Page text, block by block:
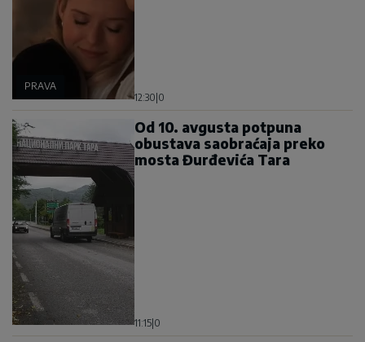
PRAVA
12:30 0
Od 10. avgusta potpuna
obustava saobraćaja preko
mosta Đurđevića Tara
11:15 0